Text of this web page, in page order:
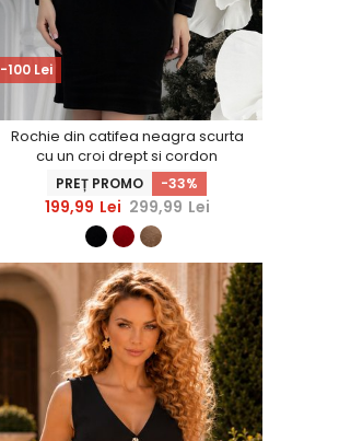
-100 Lei
Rochie din catifea neagra scurta
cu un croi drept si cordon
detasabil cu aplicatii strass -
StarShinerS
PREȚ PROMO -33%
199,99 Lei 299,99 Lei